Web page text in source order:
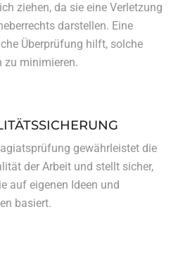
ziehen, da sie eine Verletzung
darstellen. Eine
Überprüfung hilft, solche
zu minimieren.
gewährleistet die
der Arbeit und stellt sicher,
auf eigenen Ideen und
basiert.